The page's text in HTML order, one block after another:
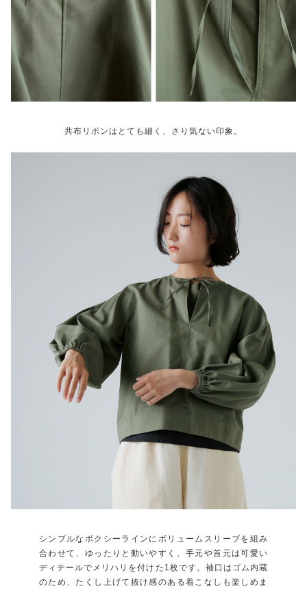
共布リボンはとても細く、さり気ない印象。
シンプルなボクシーラインにボリュームスリーブを組み
合わせて、ゆったりと動いやすく、手元や首元は可愛い
ディテールでメリハリを付けた1枚です。袖口はゴム内蔵
のため、たくし上げて抜け感のある着こなしも楽しめま